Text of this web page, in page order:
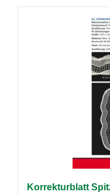
Korrekturblatt